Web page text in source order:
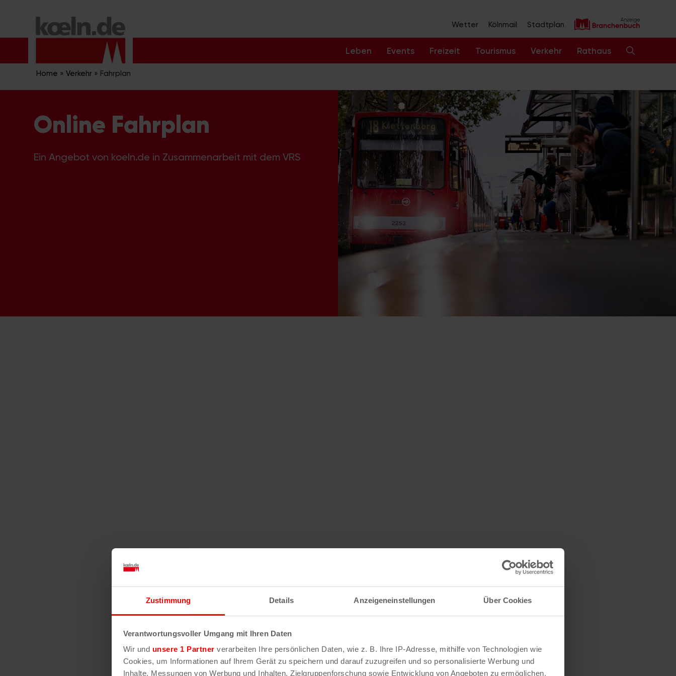
Zustimmung Details Anzeigeneinstellungen Über Cookies
Verantwortungsvoller Umgang mit Ihren Daten
Wir und unsere 1 Partner verarbeiten Ihre persönlichen Daten, wie z. B. Ihre IP-Adresse, mithilfe von Technologien wie
Cookies, um Informationen auf Ihrem Gerät zu speichern und darauf zuzugreifen und so personalisierte Werbung und
Inhalte, Messungen von Werbung und Inhalten, Zielgruppenforschung sowie Entwicklung von Angeboten zu ermöglichen.
Inhalt
Wetter Kölnmail Stadtplan
Leben Events Freizeit Tourismus Verkehr Rathaus
Home » Verkehr » Fahrplan
Online Fahrplan
Ein Angebot von koeln.de in Zusammenarbeit mit dem VRS